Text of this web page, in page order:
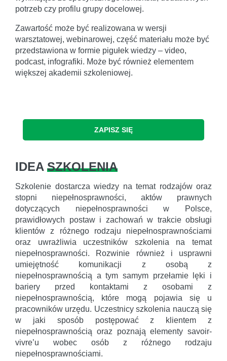
potrzeb czy profilu grupy docelowej.
Zawartość może być realizowana w wersji
warsztatowej, webinarowej, część materiału może być
przedstawiona w formie pigułek wiedzy – video,
podcast, infografiki. Może być również elementem
większej akademii szkoleniowej.
ZAPISZ SIĘ
IDEA SZKOLENIA
Szkolenie dostarcza wiedzy na temat rodzajów oraz
stopni niepełnosprawności, aktów prawnych
dotyczących niepełnosprawności w Polsce,
prawidłowych postaw i zachowań w trakcie obsługi
klientów z różnego rodzaju niepełnosprawnościami
oraz uwrażliwia uczestników szkolenia na temat
niepełnosprawności. Rozwinie również i usprawni
umiejętność komunikacji z osobą z
niepełnosprawnością a tym samym przełamie lęki i
bariery przed kontaktami z osobami z
niepełnosprawnością, które mogą pojawia się u
pracowników urzędu. Uczestnicy szkolenia nauczą się
w jaki sposób postępować z klientem z
niepełnosprawnością oraz poznają elementy savoir-
vivre’u wobec osób z różnego rodzaju
niepełnosprawnościami.